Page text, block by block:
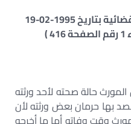
( الطعن رقم 3650 لسنة 60 قضائية بتاريخ 1995-02-19
حالة صحته لأحد ورثته
بها حرمان بعض ورثته لأن
وقت وفاته أما ما أخرجه